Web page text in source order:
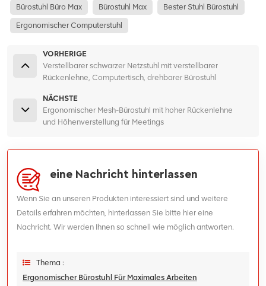
Bürostuhl Büro Max Bürostuhl Max Bester Stuhl Bürostuhl
Ergonomischer Computerstuhl
VORHERIGE
Verstellbarer schwarzer Netzstuhl mit verstellbarer
Rückenlehne, Computertisch, drehbarer Bürostuhl
NÄCHSTE
Ergonomischer Mesh-Bürostuhl mit hoher Rückenlehne
und Höhenverstellung für Meetings
eine Nachricht hinterlassen
Wenn Sie an unseren Produkten interessiert sind und weitere
Details erfahren möchten, hinterlassen Sie bitte hier eine
Nachricht. Wir werden Ihnen so schnell wie möglich antworten.
Thema :
Ergonomischer Bürostuhl Für Maximales Arbeiten